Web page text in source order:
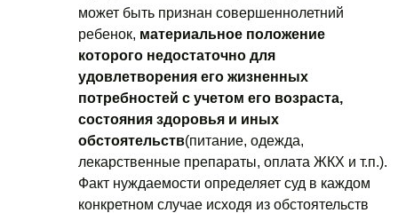
может быть признан совершеннолетний
ребенок, материальное положение
которого недостаточно для
удовлетворения его жизненных
потребностей с учетом его возраста,
состояния здоровья и иных
обстоятельств(питание, одежда,
лекарственные препараты, оплата ЖКХ и т.п.).
Факт нуждаемости определяет суд в каждом
конкретном случае исходя из обстоятельств